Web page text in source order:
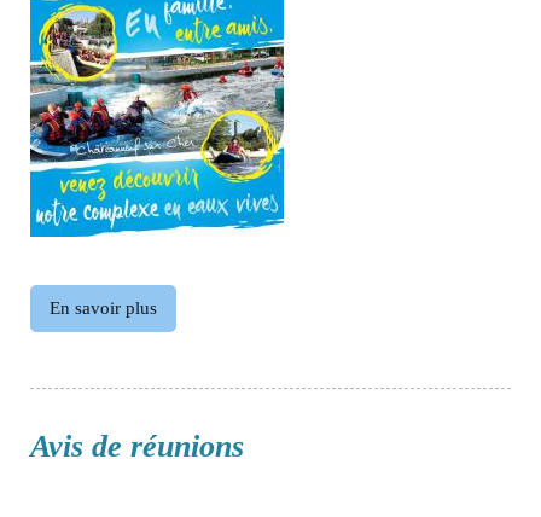
En savoir plus
Avis de réunions